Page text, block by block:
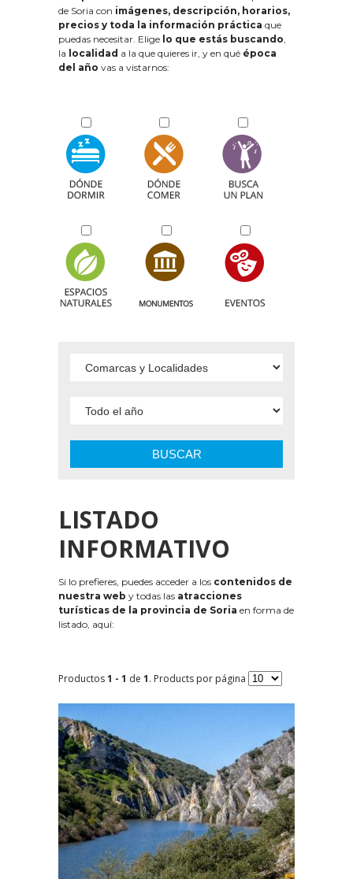
de Soria con imágenes, descripción, horarios,
precios y toda la información práctica que
puedas necesitar. Elige lo que estás buscando,
la localidad a la que quieres ir, y en qué época
del año vas a vistarnos:
BUSCAR
LISTADO
INFORMATIVO
Si lo prefieres, puedes acceder a los contenidos de
nuestra web y todas las atracciones
turísticas de la provincia de Soria en forma de
listado, aquí:
Productos1 - 1 de 1. Products por página